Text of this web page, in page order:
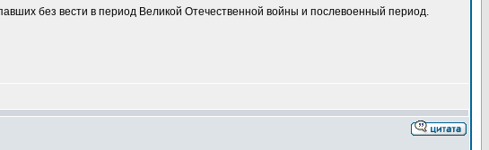
без вести в период Великой Отечественной войны и послевоенный период.